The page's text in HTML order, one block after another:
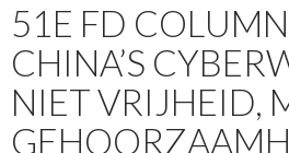
51E FD
CHINA’S
NIET VRIJHEID,